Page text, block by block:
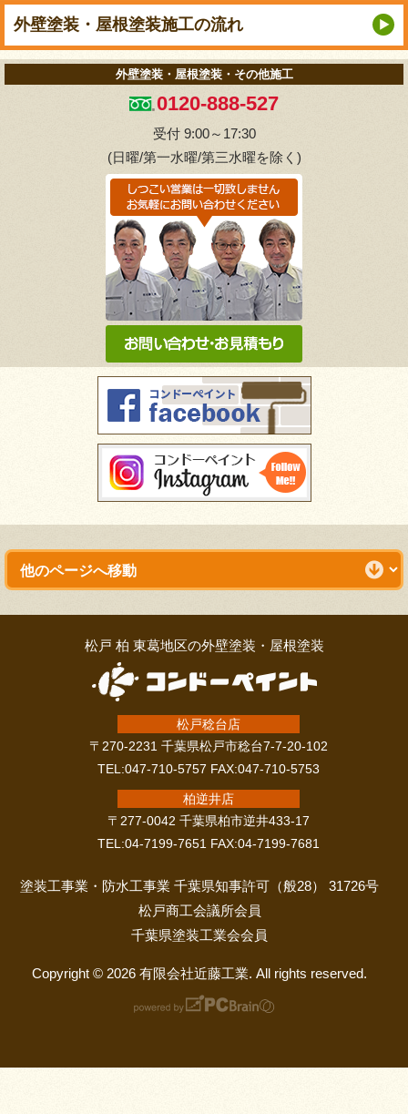
外壁塗装・屋根塗装施工の流れ
外壁塗装・屋根塗装・その他施工
0120-888-527
受付 9:00～17:30
(日曜/第一水曜/第三水曜を除く)
松戸 柏 東葛地区の外壁塗装・屋根塗装
松戸稔台店
〒270-2231 千葉県松戸市稔台7-7-20-102
TEL:047-710-5757 FAX:047-710-5753
柏逆井店
〒277-0042 千葉県柏市逆井433-17
TEL:04-7199-7651 FAX:04-7199-7681
塗装工事業・防水工事業 千葉県知事許可（般28） 31726号
松戸商工会議所会員
千葉県塗装工業会会員
Copyright © 2026 有限会社近藤工業. All rights reserved.